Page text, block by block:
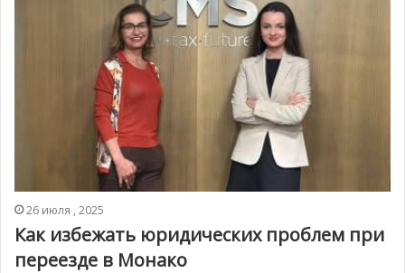
26 июля , 2025
Как избежать юридических проблем при
переезде в Монако